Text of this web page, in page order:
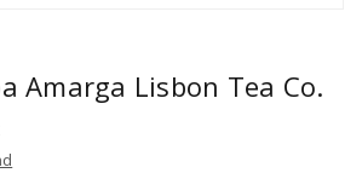
Amarga Lisbon Tea Co.